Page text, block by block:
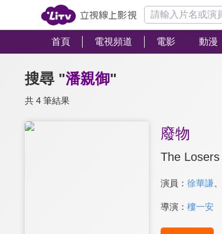
首頁 電視頻道 電影 動漫
搜尋 "潘親御"
共 4 筆結果
廢物
The Losers
演員： 徐華謙、
導演： 樓一安